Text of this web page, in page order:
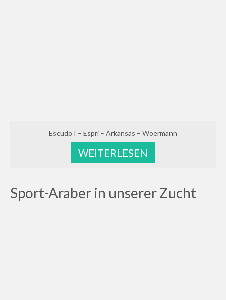
Escudo I – Espri – Arkansas – Woermann
WEITERLESEN
Sport-Araber in unserer Zucht